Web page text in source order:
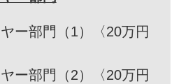
ー部門（1）〈20万円
ー部門（2）〈20万円